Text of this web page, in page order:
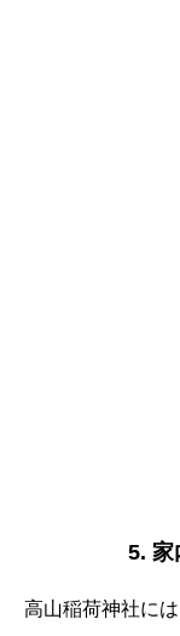
5. 家
高山稲荷神社に